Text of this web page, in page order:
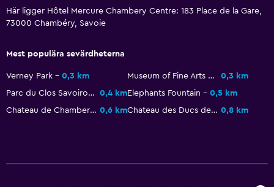
Kassaskåp
Rumservice
Här ligger Hôtel Mercure Chambery Centre: 183 Place de la Gare,
73000 Chambéry, Savoie
Mest populära sevärdheterna
Verney Park 0,3 km Museum of Fine Arts of Chambery
0,3 km
Parc du Clos Savoiroux
0,4 kmElephants Fountain
0,5 km
Chateau de Chambery 0,6 km Chateau des Ducs de Savoie 0,8 km